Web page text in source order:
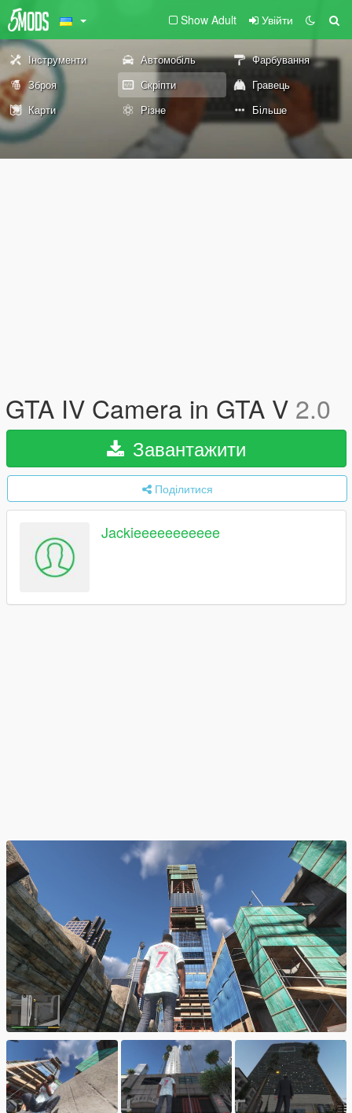
Show Adult Увійти
Інструменти Автомобіль
Фарбування
Зброя
Скріпти
Гравець
Карти
Різне Більше
GTA IV Camera in GTA V 2.0
Завантажити
Поділитися
Jackieeeeeeeeeee